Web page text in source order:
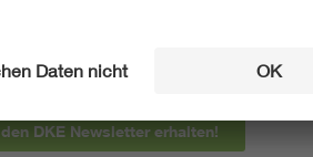
über aktuelle Arbeitsergebnisse,
Sie bereits frühzeitig über zukünftige
DKE Newsletter erhalten!